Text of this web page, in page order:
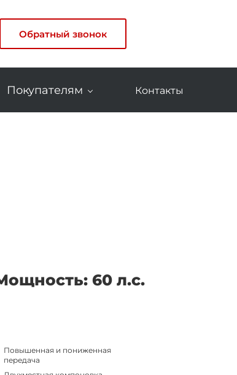
Обратный звонок
Покупателям Контакты
60 л.с.
Повышенная и пониженная
передача